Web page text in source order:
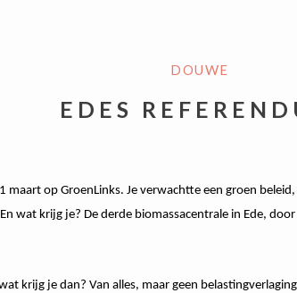
DOUWE
EDES
maart op GroenLinks. Je verwachtte een groen
wat krijg je? De derde biomassacentrale in Ede,
krijg je dan? Van alles, maar geen